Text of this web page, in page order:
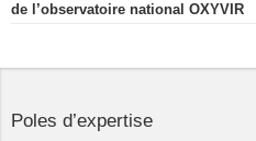
de l’observatoire national OXYVIR
Poles d’expertise